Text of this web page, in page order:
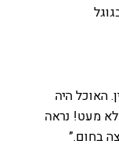
האוכל היה
לא מעט! נראה
בחום.”